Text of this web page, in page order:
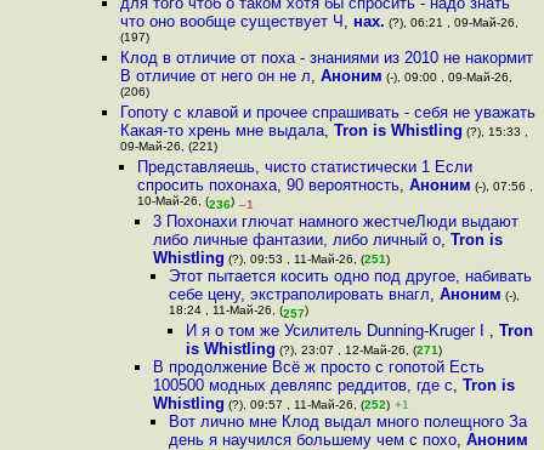
что оно вообще существует Ч , нах. (?), 06:21 , 09-Май-26,
(197)
Клод в отличие от поха - знаниями из 2010 не накормит
В отличие от него он не л,Аноним (-), 09:00 , 09-Май-26,
(206)
Гопоту с клавой и прочее спрашивать - себя не уважать
Какая-то хрень мне выдала,Tron is Whistling (?), 15:33 ,
09-Май-26, (221)
Представляешь, чисто статистически 1 Если
спросить похонаха, 90 вероятность, Аноним (-), 07:56 ,
10-Май-26, (236) –1
3 Похонахи глючат намного жестчеЛюди выдают
либо личные фантазии, либо личный о, Tron is
Whistling (?), 09:53 , 11-Май-26, (251)
Этот пытается косить одно под другое, набивать
себе цену, экстраполировать внагл,Аноним (-),
18:24 , 11-Май-26, (257)
И я о том же Усилитель Dunning-Kruger I , Tron
is Whistling (?), 23:07 , 12-Май-26, (271)
В продолжение Всё ж просто с гопотой Есть
100500 модных девляпс реддитов, где с, Tron is
Whistling (?), 09:57 , 11-Май-26, (252) +1
Вот лично мне Клод выдал много полещного За
день я научился большему чем с похо,Аноним